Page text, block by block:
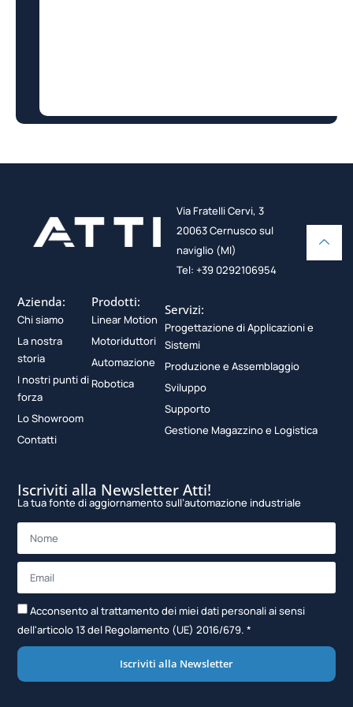
Via Fratelli Cervi, 3
20063 Cernusco sul
naviglio (MI)
Tel: +39 0292106954
Azienda:
Chi siamo
La nostra
storia
I nostri punti di
forza
Lo Showroom
Contatti
Prodotti:
Linear Motion
Motoriduttori
Automazione
Robotica
Servizi:
Progettazione di Applicazioni e
Sistemi
Produzione e Assemblaggio
Sviluppo
Supporto
Gestione Magazzino e Logistica
Iscriviti alla Newsletter Atti!
La tua fonte di aggiornamento sull’automazione industriale
Acconsento al trattamento dei miei dati personali ai sensi
dell'articolo 13 del Regolamento (UE) 2016/679. *
Iscriviti alla Newsletter